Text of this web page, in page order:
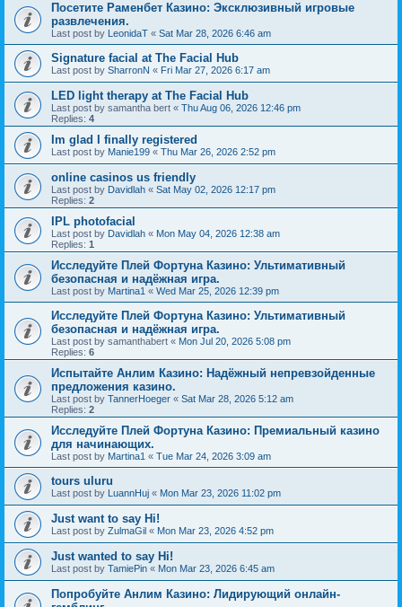
Посетите Раменбет Казино: Эксклюзивный игровые
развлечения.
Last post by LeonidaT « Sat Mar 28, 2026 6:46 am
Signature facial at The Facial Hub
Last post by SharronN « Fri Mar 27, 2026 6:17 am
LED light therapy at The Facial Hub
Last post by samantha bert « Thu Aug 06, 2026 12:46 pm
Replies: 4
Im glad I finally registered
Last post by Manie199 « Thu Mar 26, 2026 2:52 pm
online casinos us friendly
Last post by Davidlah « Sat May 02, 2026 12:17 pm
Replies: 2
IPL photofacial
Last post by Davidlah « Mon May 04, 2026 12:38 am
Replies: 1
Исследуйте Плей Фортуна Казино: Ультимативный
безопасная и надёжная игра.
Last post by Martina1 « Wed Mar 25, 2026 12:39 pm
Исследуйте Плей Фортуна Казино: Ультимативный
безопасная и надёжная игра.
Last post by samanthabert « Mon Jul 20, 2026 5:08 pm
Replies: 6
Испытайте Анлим Казино: Надёжный непревзойденные
предложения казино.
Last post by TannerHoeger « Sat Mar 28, 2026 5:12 am
Replies: 2
Исследуйте Плей Фортуна Казино: Премиальный казино
для начинающих.
Last post by Martina1 « Tue Mar 24, 2026 3:09 am
tours uluru
Last post by LuannHuj « Mon Mar 23, 2026 11:02 pm
Just want to say Hi!
Last post by ZulmaGil « Mon Mar 23, 2026 4:52 pm
Just wanted to say Hi!
Last post by TamiePin « Mon Mar 23, 2026 6:45 am
Попробуйте Анлим Казино: Лидирующий онлайн-